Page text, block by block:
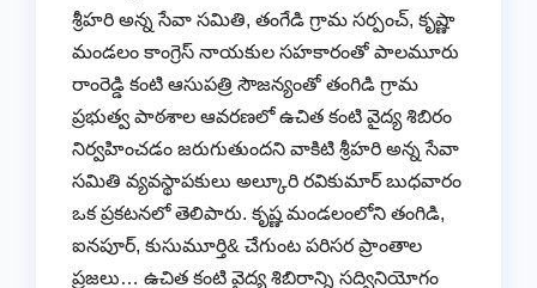
శ్రీహరి అన్న సేవా సమితి, తంగేడి గ్రామ సర్పంచ్, కృష్ణా
మండలం కాంగ్రెస్ నాయకుల సహకారంతో పాలమూరు
రాంరెడ్డి కంటి ఆసుపత్రి సౌజన్యంతో తంగిడి గ్రామ
ప్రభుత్వ పాఠశాల ఆవరణలో ఉచిత కంటి వైద్య శిబిరం
నిర్వహించడం జరుగుతుందని వాకిటి శ్రీహరి అన్న సేవా
సమితి వ్యవస్థాపకులు అల్కూరి రవికుమార్ బుధవారం
ఒక ప్రకటనలో తెలిపారు. కృష్ణ మండలంలోని తంగిడి,
ఐనపూర్, కుసుమూర్తి& చేగుంట పరిసర ప్రాంతాల
ప్రజలు… ఉచిత కంటి వైద్య శిబిరాన్ని సద్వినియోగం